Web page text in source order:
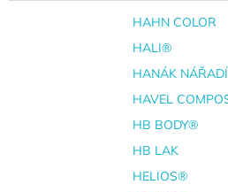
HAHN COLOR
HALI®
HANÁK NÁŘADÍ
HAVEL
HB BODY®
HB LAK
HELIOS®